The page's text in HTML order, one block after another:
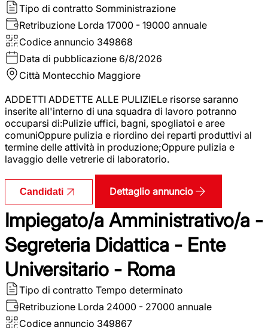
Tipo di contratto Somministrazione
Retribuzione Lorda 17000 - 19000 annuale
Codice annuncio 349868
Data di pubblicazione 6/8/2026
Città Montecchio Maggiore
ADDETTI ADDETTE ALLE PULIZIELe risorse saranno
inserite all'interno di una squadra di lavoro potranno
occuparsi di:Pulizie uffici, bagni, spogliatoi e aree
comuniOppure pulizia e riordino dei reparti produttivi al
termine delle attività in produzione;Oppure pulizia e
lavaggio delle vetrerie di laboratorio.
Candidati Dettaglio annuncio
Impiegato/a Amministrativo/a -
Segreteria Didattica - Ente
Universitario - Roma
Tipo di contratto Tempo determinato
Retribuzione Lorda 24000 - 27000 annuale
Codice annuncio 349867